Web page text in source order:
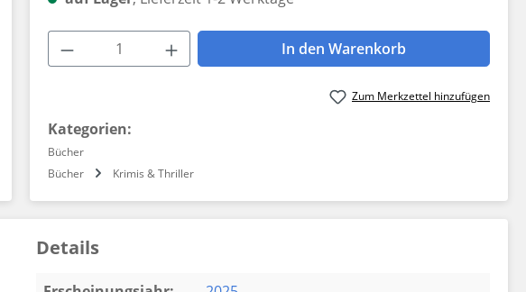
Produkt Anzahl: Gib den gewünschten Wert
In den Warenkorb
Zum Merkzettel hinzufügen
Kategorien:
Bücher
Bücher
Krimis & Thriller
Details